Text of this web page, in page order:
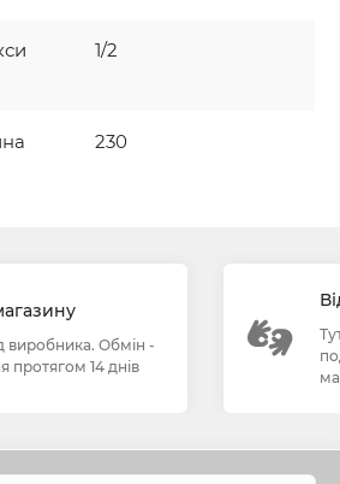
1/2
230
виробника. Обмін -
протягом 14 днів